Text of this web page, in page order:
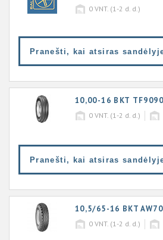
0 VNT. (1-2 d. d.)
Pranešti, kai atsiras
10,00-16 BKT
0 VNT. (1-2 d. d.)
Pranešti, kai atsiras
10,5/65-16 BKT
0 VNT. (1-2 d. d.)